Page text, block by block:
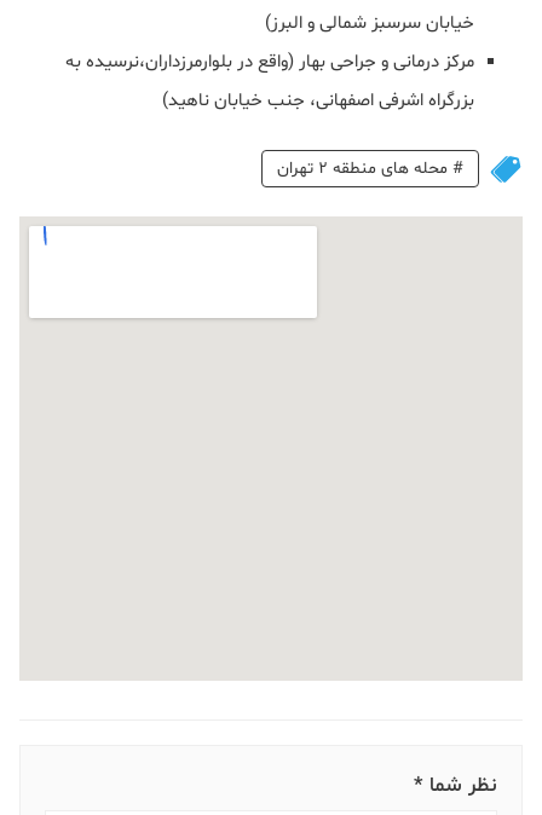
خیابان سرسبز شمالی و البرز)
مرکز درمانی و جراحی بهار (واقع در بلوارمرزداران،نرسیده به
بزرگراه اشرفی اصفهانی، جنب خیابان ناهید)
# محله های منطقه 2 تهران
نظر شما *